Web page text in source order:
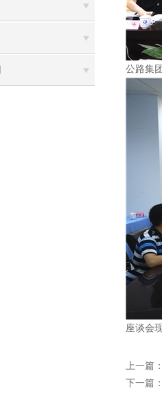
公路集
座谈会
上一篇
下一篇